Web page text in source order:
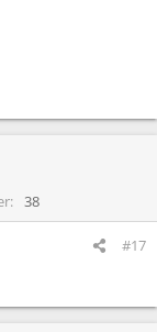
38
#17